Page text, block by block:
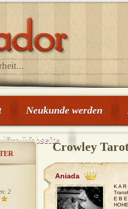
Neukunde werden
Webseite
2
Carola Winter
PIN: 108
Bewertungen: 0
Crowley
Aniada
K A
E B